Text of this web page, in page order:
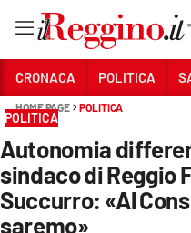
Sezioni
CRONACA
CRONACA POLITICA
HOME PAGE POLITICA
POLITICA
Autonomia
sindaco di Reggio
Succurro: «Al
saremo»